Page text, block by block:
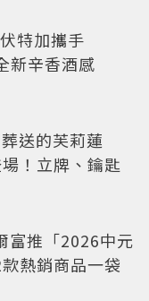
特加攜手
新辛香酒感
送的芙莉蓮
！立牌、鑰匙
富推「2026中元
熱銷商品一袋